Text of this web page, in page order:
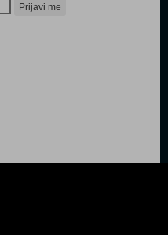
Prijavi me